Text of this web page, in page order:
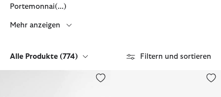
Portemonnai(...)
Mehr anzeigen
Alle Produkte (774) Filtern und sortieren